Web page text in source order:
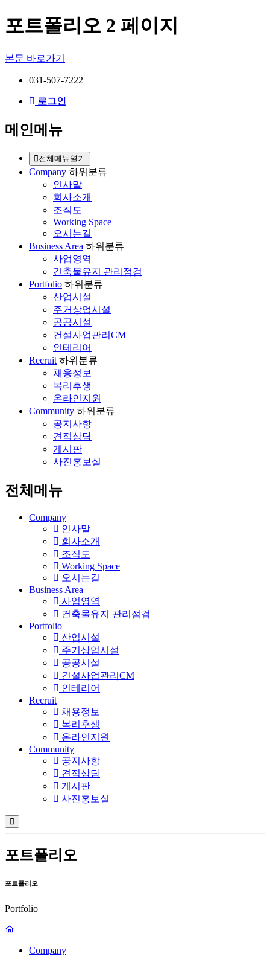
포트폴리오 2 페이지
본문 바로가기
031-507-7222
로그인
메인메뉴
전체메뉴열기
Company 하위분류
인사말
회사소개
조직도
Working Space
오시는길
Business Area 하위분류
사업영역
건축물유지 관리점검
Portfolio 하위분류
산업시설
주거상업시설
공공시설
건설사업관리CM
인테리어
Recruit 하위분류
채용정보
복리후생
온라인지원
Community 하위분류
공지사항
견적상담
게시판
사진홍보실
전체메뉴
Company
인사말
회사소개
조직도
Working Space
오시는길
Business Area
사업영역
건축물유지 관리점검
Portfolio
산업시설
주거상업시설
공공시설
건설사업관리CM
인테리어
Recruit
채용정보
복리후생
온라인지원
Community
공지사항
견적상담
게시판
사진홍보실
포트폴리오
포트폴리오
Portfolio
Company